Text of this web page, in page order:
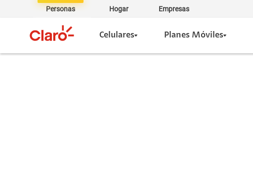
Personas Hogar Empresas
Celulares Planes Móviles